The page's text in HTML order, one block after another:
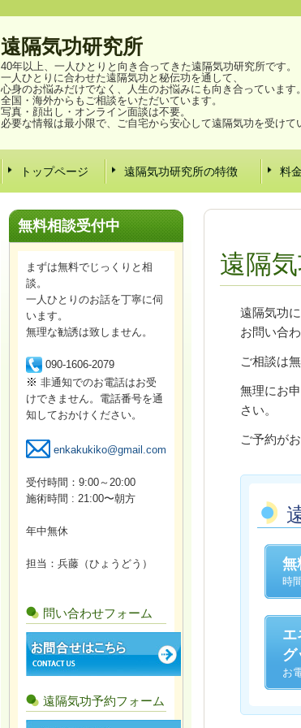
遠隔気功研究所
40年以上、一人ひとりと向き合ってきた遠隔気功研究所です。
一人ひとりに合わせた遠隔気功と秘伝功を通して、
心身のお悩みだけでなく、人生のお悩みにも向き合っています。
全国・海外からもご相談をいただいています。
写真・顔出し・オンライン面談は不要。
必要な情報は最小限で、ご自宅から安心して遠隔気功を受けて
トップページ 遠隔気功研究所の特徴 料
遠隔
遠隔気功
お問い合
ご相談は無
無理にお
さい。
ご予約が
無
時
エ
グ
お
無料相談受付中
まずは無料でじっくりと相
談。
一人ひとりのお話を丁寧に伺
います。
無理な勧誘は致しません。
090-1606-2079
※ 非通知でのお電話はお受
けできません。電話番号を通
知しておかけください。
enkakukiko@gmail.com
受付時間：9:00～20:00
施術時間 : 21:00〜朝方
年中無休
担当：兵藤（ひょうどう）
問い合わせフォーム
遠隔気功予約フォーム